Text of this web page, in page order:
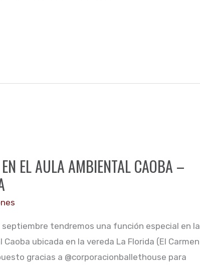
EL AULA AMBIENTAL CAOBA –
septiembre tendremos una función especial en la
ubicada en la vereda La Florida (El Carmen
gracias a @corporacionballethouse para